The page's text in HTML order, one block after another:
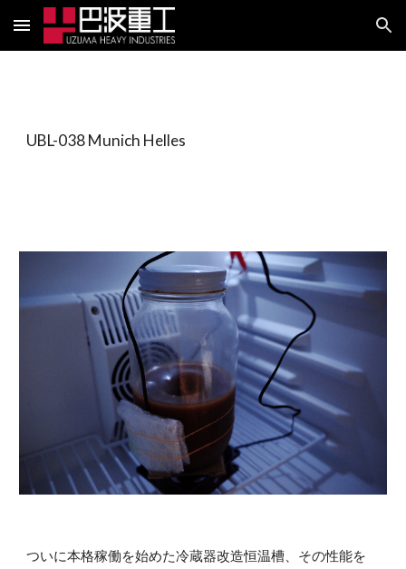
Skip to main content Skip to navigation
UBL-038 Munich Helles
ついに本格稼働を始めた冷蔵器改造恒温槽、その性能を